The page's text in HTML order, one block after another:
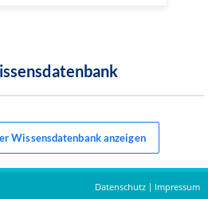
Wissensdatenbank anzeigen
Datenschutz | Impressum